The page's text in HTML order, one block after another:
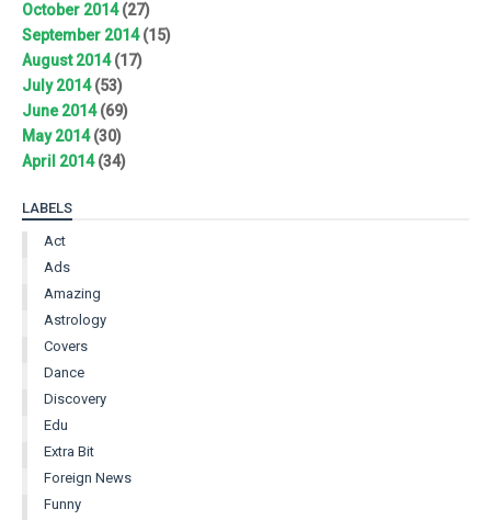
October 2014(27)
September 2014(15)
August 2014(17)
July 2014(53)
June 2014(69)
May 2014(30)
April 2014(34)
LABELS
Act
Ads
Amazing
Astrology
Covers
Dance
Discovery
Edu
Extra Bit
Foreign News
Funny